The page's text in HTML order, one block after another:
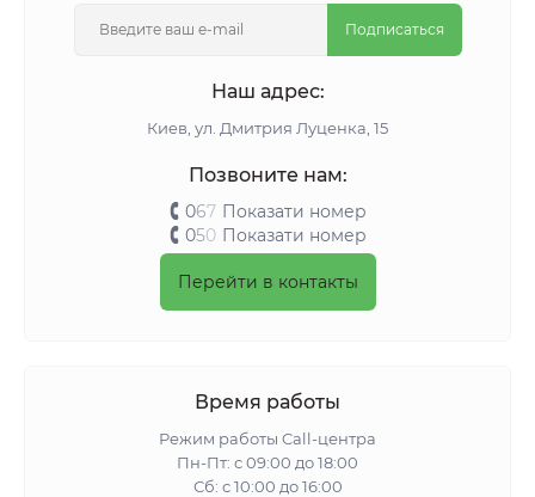
Подписаться
Наш адрес:
Киeв, ул. Дмитрия Луценка, 15
Позвоните нам:
067 Показати номер
050 Показати номер
Перейти в контакты
Время работы
Режим работы Call-центра
Пн-Пт: с 09:00 до 18:00
Сб: с 10:00 до 16:00